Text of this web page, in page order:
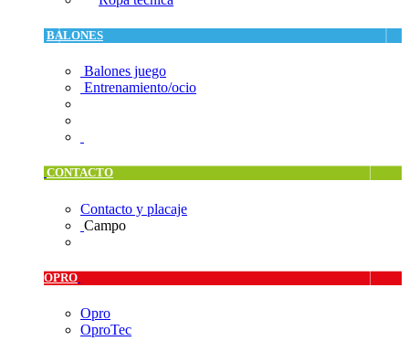
BALONES
Balones juego
Entrenamiento/ocio
CONTACTO
Contacto y placaje
Campo
OPRO
Opro
OproTec